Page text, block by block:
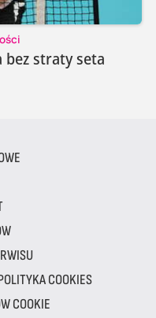
bez straty seta
COOKIES
COOKIE